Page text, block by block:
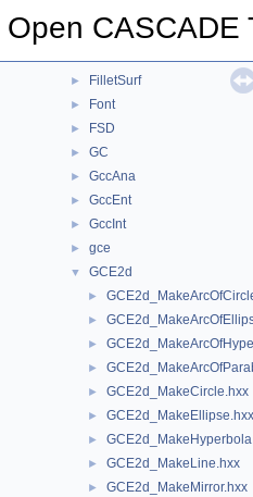
Open CASCADE
FairCurve
► FilletSurf
► Font
► FSD
► GC
► GccAna
► GccEnt
► GccInt
► gce
▼ GCE2d
►
►
►
►
► GCE2d_MakeCircle.hxx
► GCE2d_MakeEllipse.hxx
►
► GCE2d_MakeLine.hxx
► GCE2d_MakeMirror.hxx